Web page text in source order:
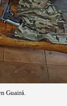
Guairá.